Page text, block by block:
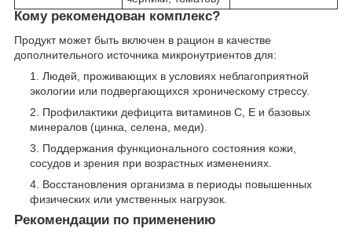
Кому рекомендован комплекс?
Продукт может быть включен в рацион в качестве
дополнительного источника микронутриентов для:
Людей, проживающих в условиях неблагоприятной
экологии или подвергающихся хроническому стрессу.
Профилактики дефицита витаминов C, E и базовых
минералов (цинка, селена, меди).
Поддержания функционального состояния кожи,
сосудов и зрения при возрастных изменениях.
Восстановления организма в периоды повышенных
физических или умственных нагрузок.
Рекомендации по применению